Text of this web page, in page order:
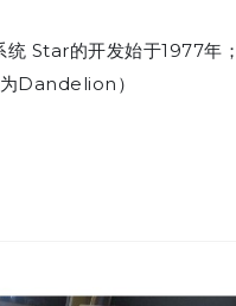
Star的开发始于1977年；
Dandelion）